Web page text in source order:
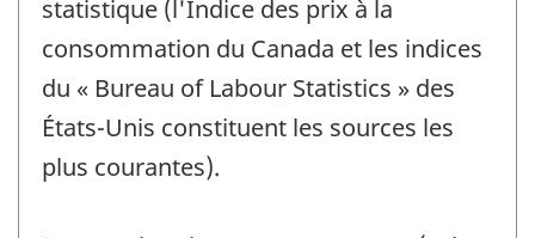
statistique (l'Indice des prix à la
consommation du Canada et les indices
du « Bureau of Labour Statistics » des
États-Unis constituent les sources les
plus courantes).